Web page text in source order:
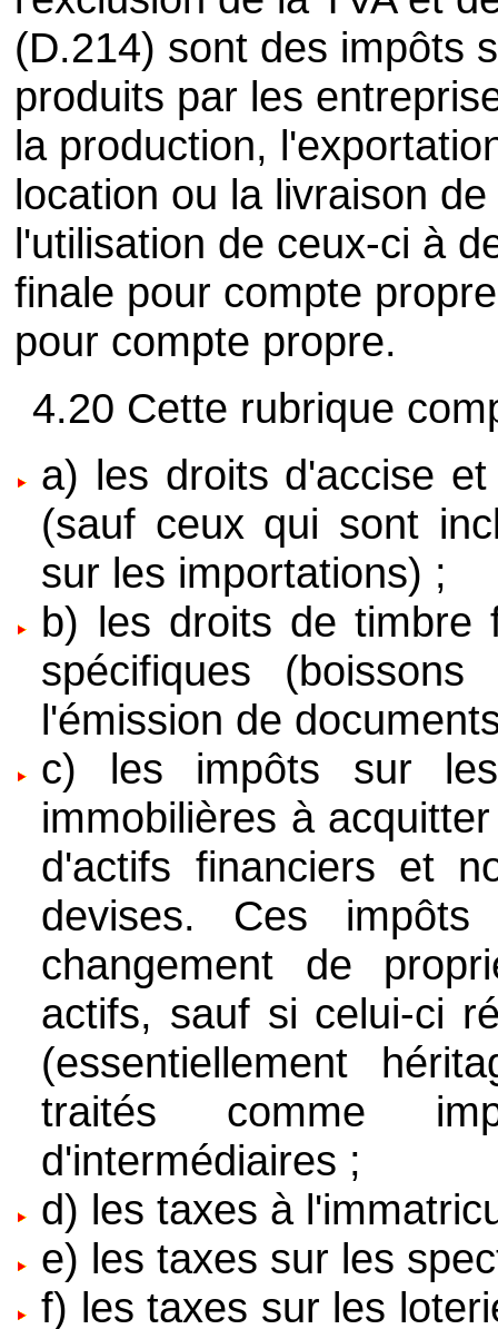
(D.214) sont des impôts
produits par les
la production,
location ou la livraison
l'utilisation de ceux-ci à
finale pour compte
pour compte propre.
4.20 Cette rubrique
a) les droits d'accise
(sauf ceux qui sont
sur les importations) ;
b) les droits de timbre
spécifiques
l'émission de
c) les impôts sur les
immobilières à
d'actifs financiers et
devises. Ces
changement de
actifs, sauf si celui-ci
(essentiellement
traités comme
d'intermédiaires ;
d) les taxes à
e) les taxes sur les
f) les taxes sur les